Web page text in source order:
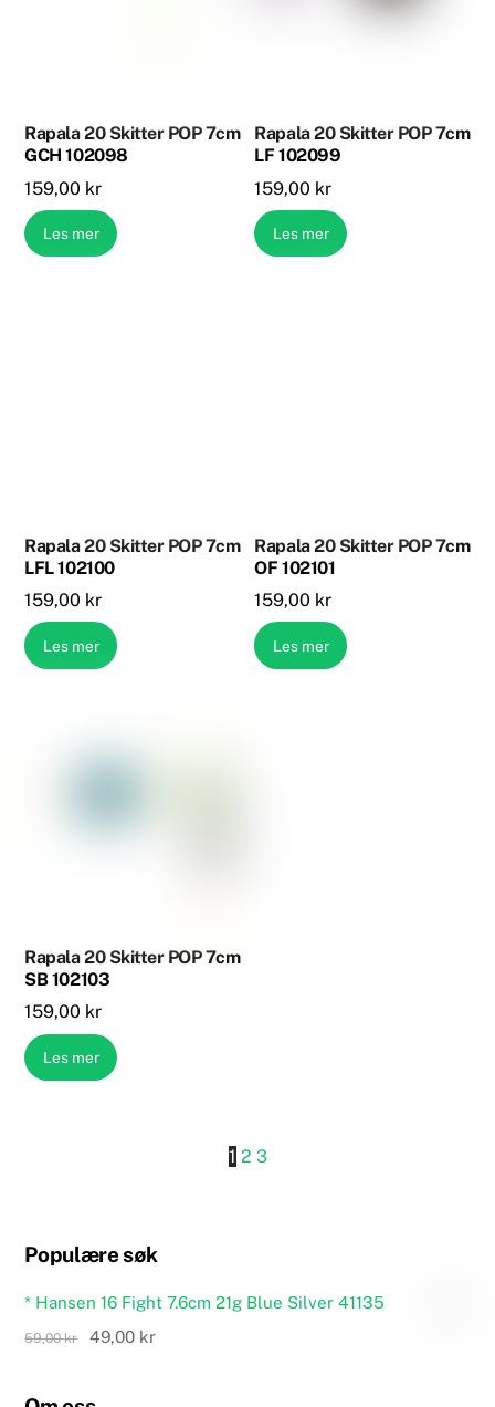
Rapala 20 Skitter POP 7cm
GCH 102098
159,00 kr
Les mer
Rapala 20 Skitter POP 7cm
LF 102099
159,00 kr
Les mer
Rapala 20 Skitter POP 7cm
LFL 102100
159,00 kr
Les mer
Rapala 20 Skitter POP 7cm
OF 102101
159,00 kr
Les mer
Rapala 20 Skitter POP 7cm
SB 102103
159,00 kr
Les mer
1 2 3
Populære søk
* Hansen 16 Fight 7.6cm 21g Blue Silver 41135
59,00kr
Opprinnelig
49,00 krNåværende